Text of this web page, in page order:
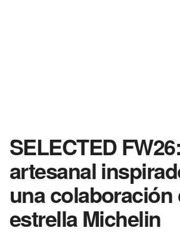
SELECTED
artesanal
una colaboración
estrella Michelin